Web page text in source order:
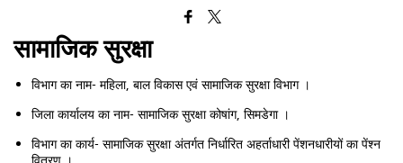
सामाजिक सुरक्षा
विभाग का नाम- महिला, बाल विकास एवं सामाजिक सुरक्षा विभाग ।
जिला कार्यालय का नाम- सामाजिक सुरक्षा कोषांग, सिमडेगा ।
विभाग का कार्य- सामाजिक सुरक्षा अंतर्गत निर्धारित अहर्ताधारी पेंशनधारीयों का पेंश्न